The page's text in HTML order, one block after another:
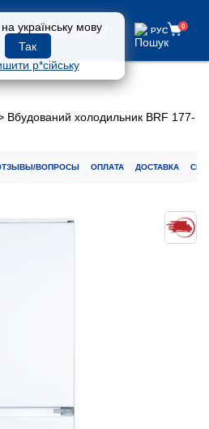
українську мову
Так
р*сійську
0 800 33-97-57 РУС
РУС 0
Вбудований холодильник BRF 177-
ВОПРОСЫ ОПЛАТА ДОСТАВКА